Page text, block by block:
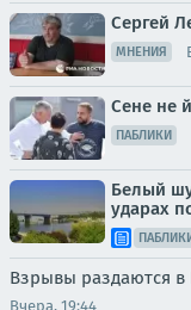
Сергей
МНЕНИЯ
Сене не
ПАБЛИКИ
Белый
ударах
ПАБЛИКИ
Взрывы раздаются
Вчера, 19:44